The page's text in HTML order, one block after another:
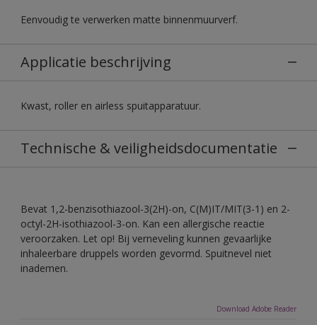
Eenvoudig te verwerken matte binnenmuurverf.
Applicatie beschrijving
Kwast, roller en airless spuitapparatuur.
Technische & veiligheidsdocumentatie
Bevat 1,2-benzisothiazool-3(2H)-on, C(M)IT/MIT(3-1) en 2-
octyl-2H-isothiazool-3-on. Kan een allergische reactie
veroorzaken. Let op! Bij verneveling kunnen gevaarlijke
inhaleerbare druppels worden gevormd. Spuitnevel niet
inademen.
Download Adobe Reader